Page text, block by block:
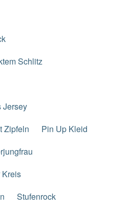
Schlitz
Jersey
Zipfeln
Pin Up Kleid
Kreis
Stufenrock